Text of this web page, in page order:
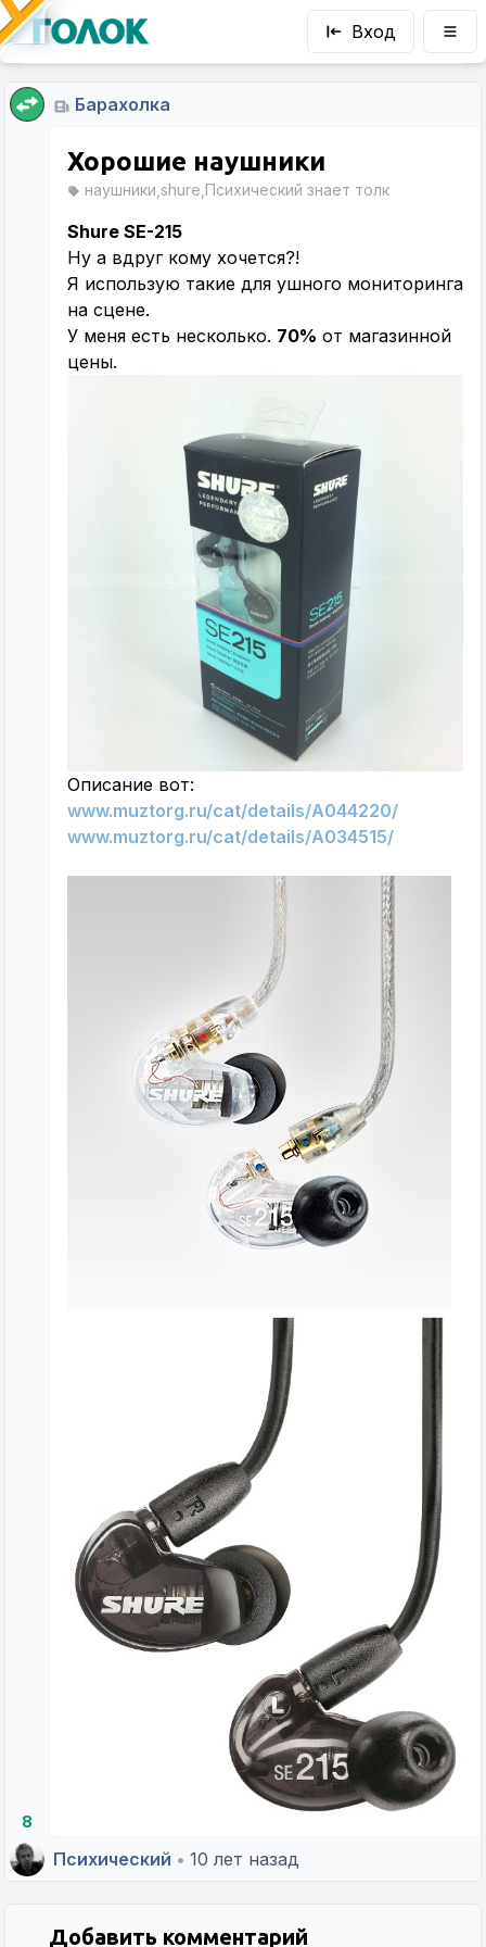
Вход
Барахолка
8
Хорошие наушники
наушники,shure,Психический знает толк
Shure SE-215
Ну а вдруг кому хочется?!
Я использую такие для ушного мониторинга
на сцене.
У меня есть несколько. 70% от магазинной
цены.
Описание вот:
www.muztorg.ru/cat/details/A044220/
www.muztorg.ru/cat/details/A034515/
Психический • 10 лет назад
Добавить комментарий